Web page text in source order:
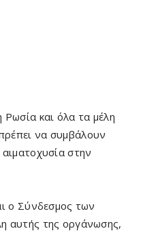
Ρωσία και όλα τα μέλη
να συμβάλουν
στην
ο Σύνδεσμος των
αυτής της οργάνωσης,